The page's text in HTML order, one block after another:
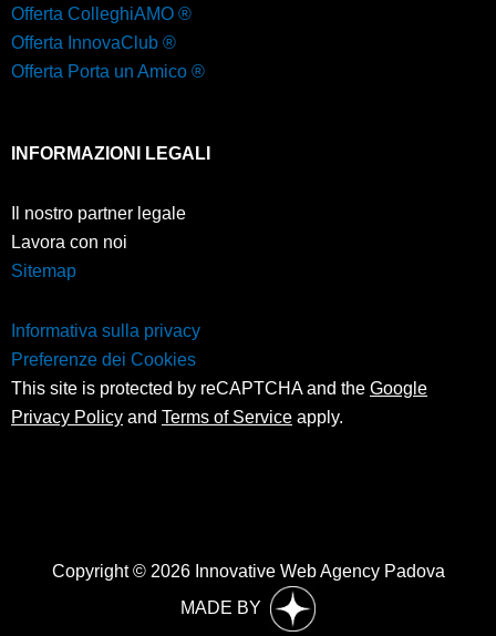
Offerta ColleghiAMO ®
Offerta InnovaClub ®
Offerta Porta un Amico ®
INFORMAZIONI LEGALI
Il nostro partner legale
Lavora con noi
Sitemap
Informativa sulla privacy
Preferenze dei Cookies
This site is protected by reCAPTCHA and the Google
Privacy Policy and Terms of Service apply.
Copyright © 2026 Innovative Web Agency Padova
MADE BY